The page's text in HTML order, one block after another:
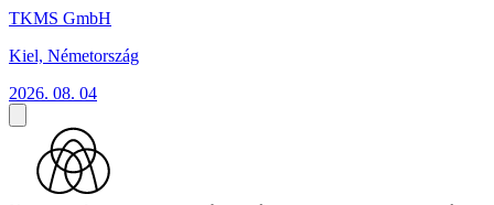
TKMS GmbH
Kiel, Németország
2026. 08. 04